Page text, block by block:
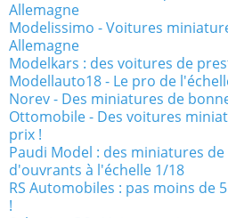
Allemagne
Modelissimo - Voitures
Allemagne
Modelkars : des voitures de
Modellauto18 - Le pro de
Norev - Des miniatures de
Ottomobile - Des voitures
prix !
Paudi Model : des miniatures
d'ouvrants à l'échelle 1/18
RS Automobiles : pas moins de
!